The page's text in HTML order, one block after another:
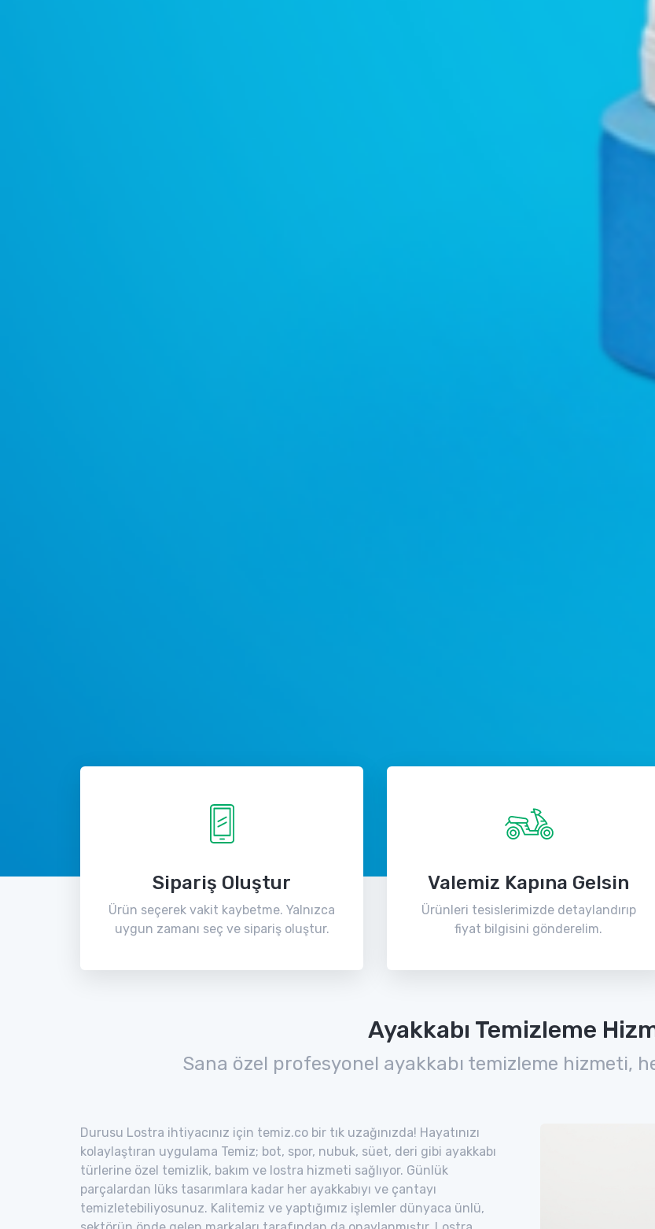
Sipariş Oluştur
Ürün seçerek vakit kaybetme. Yalnızca
uygun zamanı seç ve sipariş oluştur.
Valemiz Kapına Gelsin
Ürünleri tesislerimizde detaylandırıp
fiyat bilgisini gönderelim.
Ayakkabı Temizleme
Sana özel profesyonel ayakkabı temizleme hizmeti,
Durusu Lostra ihtiyacınız için temiz.co bir tık uzağınızda! Hayatınızı
kolaylaştıran uygulama Temiz; bot, spor, nubuk, süet, deri gibi ayakkabı
türlerine özel temizlik, bakım ve lostra hizmeti sağlıyor. Günlük
parçalardan lüks tasarımlara kadar her ayakkabıyı ve çantayı
temizletebiliyosunuz. Kalitemiz ve yaptığımız işlemler dünyaca ünlü,